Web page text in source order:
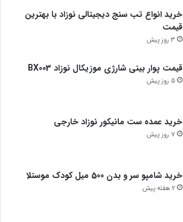
خرید انواع تب سنج دیجیتالی نوزاد با بهترین
قیمت
3 روز پیش
قیمت پوار بینی شارژی موزیکال نوزاد BX003
5 روز پیش
خرید عمده ست مانیکور نوزاد خارجی
7 روز پیش
خرید شامپو سر و بدن 500 میل کودک موستلا
2 هفته پیش